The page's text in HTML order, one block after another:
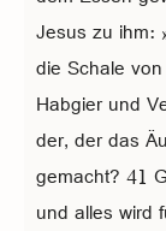
Jesus zu ihm:
die Schale
Habgier und
der, der das
gemacht? 41
und alles wird